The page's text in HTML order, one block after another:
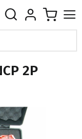
2P